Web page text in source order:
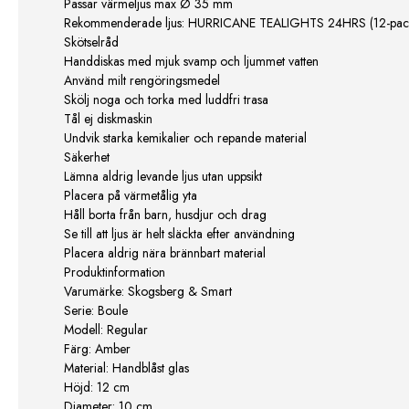
Rekommenderade ljus: HURRICANE TEALIGHTS 24HRS (12-
Skötselråd
Handdiskas med mjuk svamp och ljummet vatten
Använd milt rengöringsmedel
Skölj noga och torka med luddfri trasa
Tål ej diskmaskin
Undvik starka kemikalier och repande material
Säkerhet
Lämna aldrig levande ljus utan uppsikt
Placera på värmetålig yta
Håll borta från barn, husdjur och drag
Se till att ljus är helt släckta efter användning
Placera aldrig nära brännbart material
Produktinformation
Varumärke: Skogsberg & Smart
Serie: Boule
Modell: Regular
Färg: Amber
Material: Handblåst glas
Höjd: 12 cm